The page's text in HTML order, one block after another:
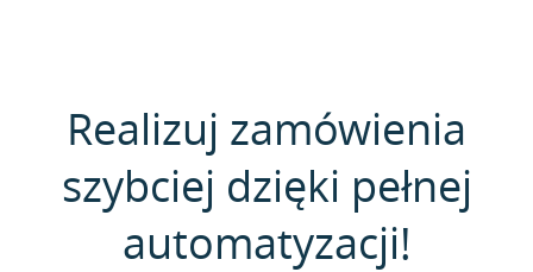
Realizuj zamówienia
szybciej dzięki pełnej
automatyzacji!